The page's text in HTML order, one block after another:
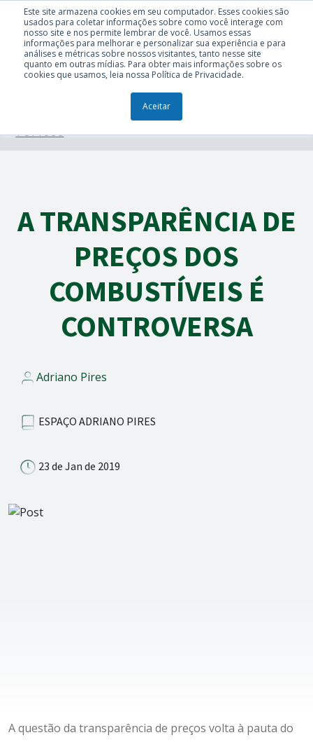
Este site armazena cookies em seu computador. Esses cookies são
usados para coletar informações sobre como você interage com
nosso site e nos permite lembrar de você. Usamos essas
informações para melhorar e personalizar sua experiência e para
análises e métricas sobre nossos visitantes, tanto nesse site
quanto em outras mídias. Para obter mais informações sobre os
cookies que usamos, leia nossa Política de Privacidade.
Aceitar
TÓPICOS
A TRANSPARÊNCIA DE
PREÇOS DOS
COMBUSTÍVEIS É
CONTROVERSA
Adriano Pires
ESPAÇO ADRIANO PIRES
23 de Jan de 2019
A questão da transparência de preços volta à pauta do